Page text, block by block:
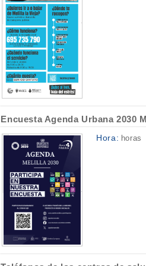
Encuesta Agenda Urbana 2030
Hora: horas